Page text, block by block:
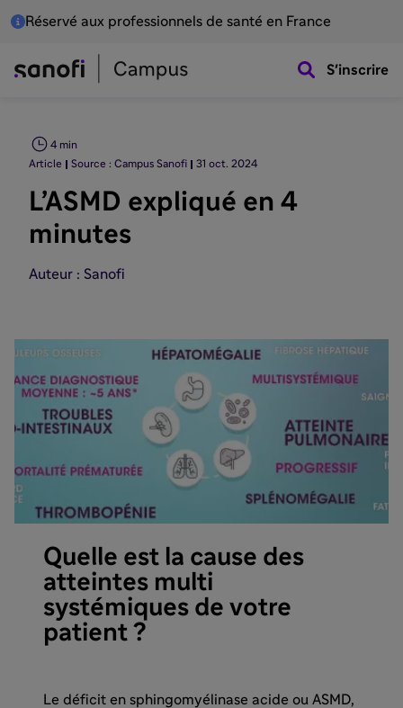
Réservé aux professionnels de santé en France
S'inscrire
Article Source : Campus Sanofi 31 oct. 2024
4 min
L’ASMD expliqué en 4
minutes
Auteur : Sanofi
Quelle est la cause des
atteintes multi
systémiques de votre
patient ?
Le déficit en sphingomyélinase acide ou ASMD,